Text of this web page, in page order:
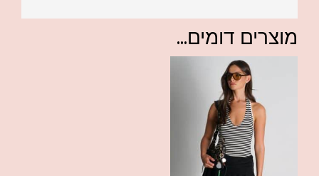
מוצרים דומים...